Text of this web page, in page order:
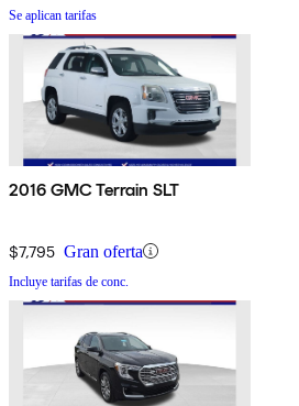
Se aplican tarifas
2016 GMC Terrain SLT
$7,795 Gran oferta
Incluye tarifas de conc.